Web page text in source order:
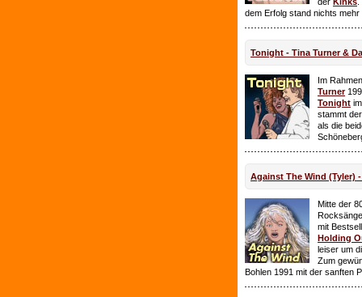
dem Erfolg stand nichts mehr
Tonight - Tina Turner &
Im
Turner
Tonight
stammt
als die
Against The Wind (Tyler)
Mitte der
mit
Holding
leiser um
Zum
Bohlen 1991 mit der sanften